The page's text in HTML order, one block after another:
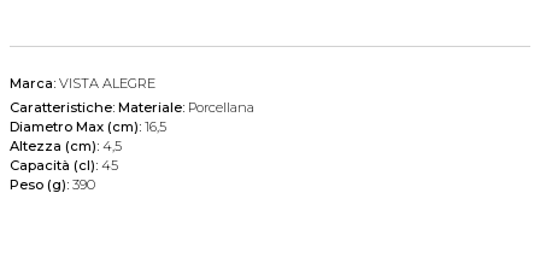
Marca: VISTA ALEGRE
Caratteristiche: Materiale: Porcellana
Diametro Max (cm): 16,5
Altezza (cm): 4,5
Capacità (cl): 45
Peso (g): 390